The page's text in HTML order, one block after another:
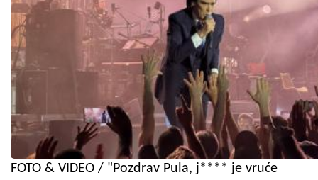
FOTO & VIDEO / "Pozdrav Pula, j**** je vruće